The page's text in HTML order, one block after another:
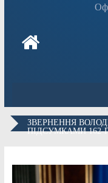
ЗВЕРНЕННЯ
ПІДСУМКАМИ 162-